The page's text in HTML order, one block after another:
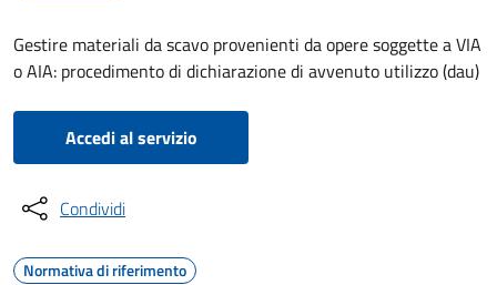
Gestire materiali da scavo provenienti da opere soggette a VIA
o AIA: procedimento di dichiarazione di avvenuto utilizzo (dau)
Accedi al servizio
Condividi
Normativa di riferimento